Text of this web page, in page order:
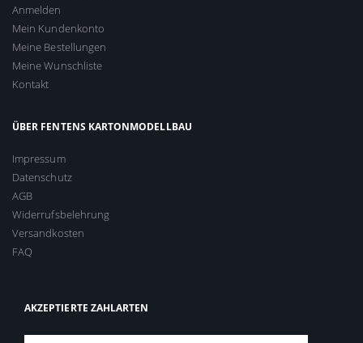
Anmelden
Mein Kundenkonto
Meine Bestellungen
Meine Wunschliste
Kontakt
ÜBER FENTENS KARTONMODELLBAU
Impressum
Datenschutz
AGB
Widerrufsbelehrung
Versandkosten
FAQ
AKZEPTIERTE ZAHLARTEN